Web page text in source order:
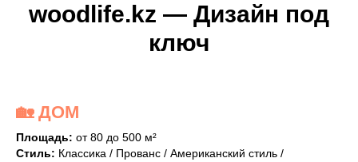
woodlife.kz — Дизайн под
ключ
🏡 ДОМ
Площадь: от 80 до 500 м²
Стиль: Классика / Прованс / Американский стиль /